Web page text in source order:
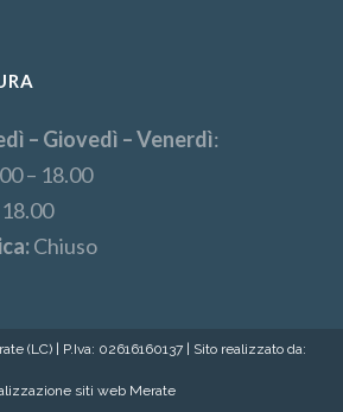
– Giovedì – Venerdì:
– 18.00
Chiuso
(LC) | P.Iva: 02616160137 | Sito realizzato da:
siti web Merate